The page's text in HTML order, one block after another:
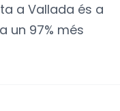
a Vallada és a
un 97% més